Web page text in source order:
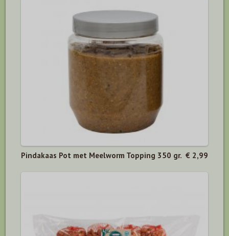
Pindakaas Pot met Meelworm Topping 350 gr. € 2,99